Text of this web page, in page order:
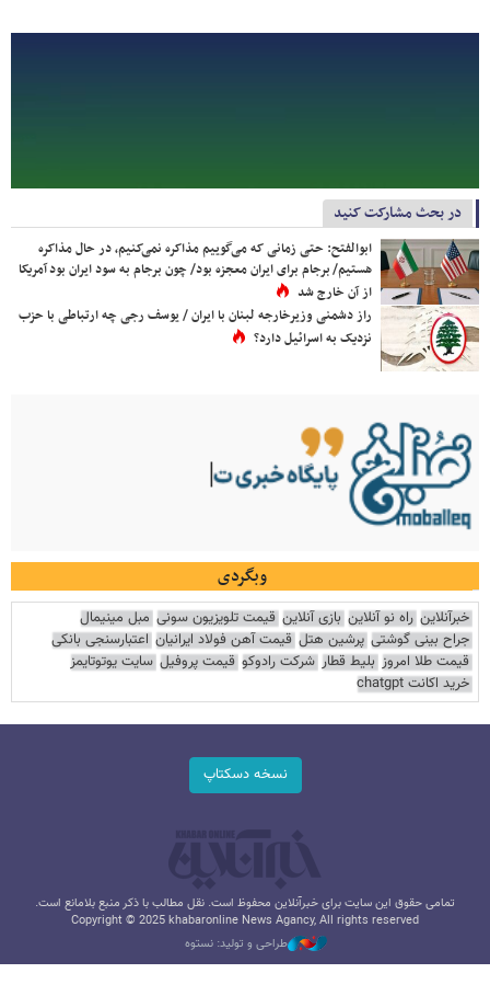
در بحث مشارکت کنید
ابوالفتح: حتی زمانی که می‌گوییم مذاکره نمی‌کنیم، در حال مذاکره
هستیم/ برجام برای ایران معجزه بود/ چون برجام به سود ایران بود آمریکا
از آن خارج شد
راز دشمنی وزیرخارجه لبنان با ایران / یوسف رجی چه ارتباطی با حزب
نزدیک به اسرائیل دارد؟
وبگردی
خبرآنلاین راه نو آنلاین بازی آنلاین قیمت تلویزیون سونی مبل مینیمال
جراح بینی گوشتی پرشین هتل قیمت آهن فولاد ایرانیان اعتبارسنجی بانکی
قیمت طلا امروز بلیط قطار شرکت رادوکو قیمت پروفیل سایت یوتوتایمز
خرید اکانت chatgpt
نسخه دسکتاپ
تمامی حقوق این سایت برای خبرآنلاین محفوظ است. نقل مطالب با ذکر منبع بلامانع است.
Copyright © 2025 khabaronline News Agancy, All rights reserved
طراحی و تولید: نستوه